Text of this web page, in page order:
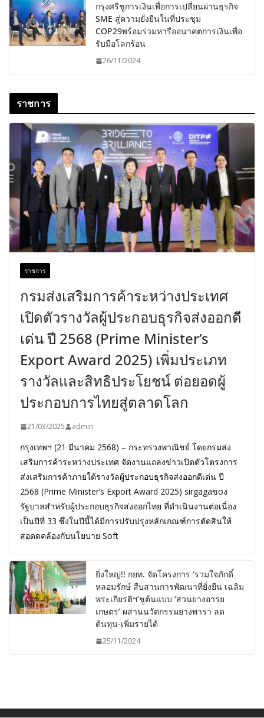
กรุงศรีชูการเงินเพื่อการเปลี่ยนผ่านธุรกิจ
SME สู่ความยั่งยืนในที่ประชุม
COP29พร้อมร่วมหารืออนาคตการเงินเพื่อ
รับมือโลกร้อน
26/11/2024
ราชการ
ราชการ
กรมส่งเสริมการค้าระหว่างประเทศ
เปิดตัวรางวัลผู้ประกอบธุรกิจส่งออกดี
เด่น ปี 2568 (Prime Minister’s
Export Award 2025) เพิ่มประเภท
รางวัลและสิทธิประโยชน์ ต่อยอดผู้
ประกอบการไทยสู่ตลาดโลก
21/03/2025 admin
กรุงเทพฯ (21 มีนาคม 2568) – กระทรวงพาณิชย์ โดยกรมส่ง
เสริมการค้าระหว่างประเทศ จัดงานแถลงข่าวเปิดตัวโตรงการ
ส่งเสริมการค้าภายใต้รางวัลผู้ประกอบธุรกิจส่งออกดีเด่น ปี
2568 (Prime Minister’s Export Award 2025) sirgagaขoง
รัฐบาลสำหรับผู้ประกอบธุรกิจส่งออกไทย ที่ดำเนินงานต่อเนื่อง
เป็นปีที่ 33 ซึ่งในปีนี้ได้มีการปรับปรุงหลักเกณฑ์การตัดสินให้
สอดดคล้องกับนโยบาย Soft
ยิ่งใหญ่!! กยท. จัดโครงการ ‘รวมใจภักดิ์
หลอมรักษ์ สืบสานการพัฒนาที่ยั่งยืน เฉลิม
พระเกียรติฯ’ชูต้นแบบ ‘สวนยางอารย
เกษตร’ ผสานนวัตกรรมยางพารา ลด
ต้นทุน-เพิ่มรายได้
25/11/2024